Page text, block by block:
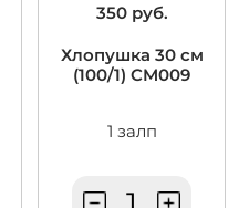
350 руб.
Хлопушка 30 см
(100/1) CM009
1 залп